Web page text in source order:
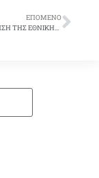
ΕΠΌΜΕΝΟ
ΟΧΙ ΣΤΗΝ ΠΩΛΗΣΗ ΤΗΣ ΕΘΝΙΚΗΣ ΑΣΦΑΛΙΣΤΙΚΗΣ- ΟΧΙ ΣΤΟΝ ΑΦΕΛΛΗΝΙΣΜΟ ΤΗΣ ΑΣΦΑΛΙΣΤΙΚΗΣ ΑΓΟΡΑΣ